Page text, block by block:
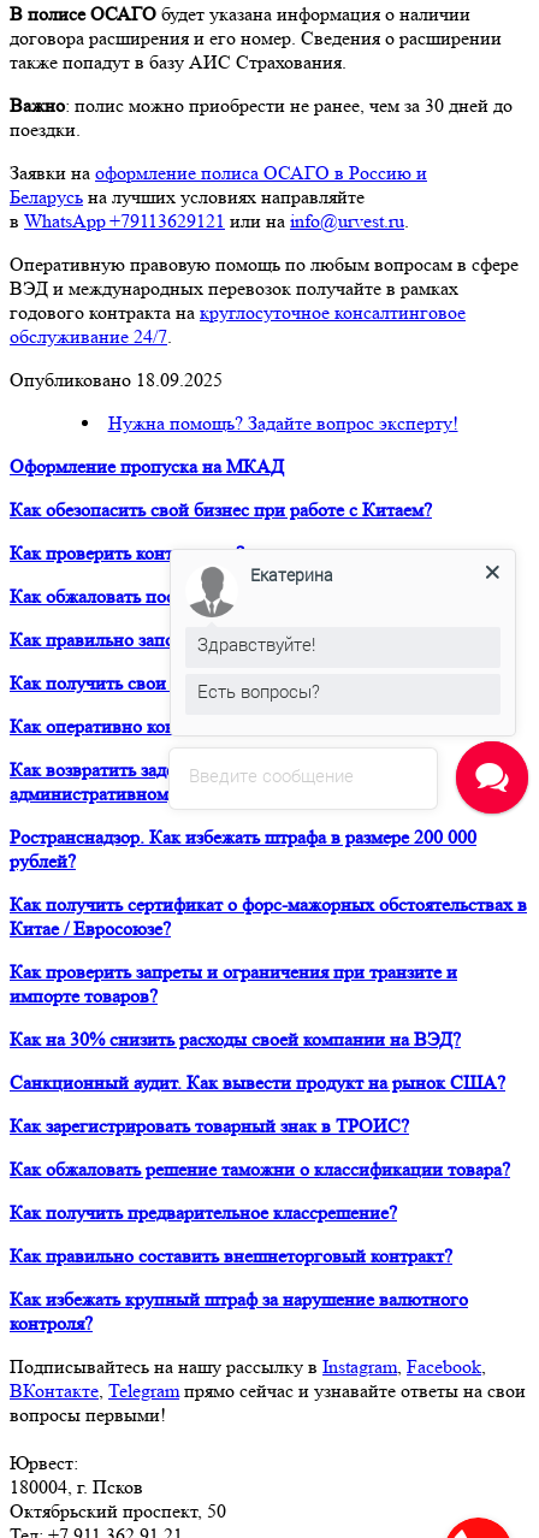
В полисе ОСАГО будет указана информация о наличии
договора расширения и его номер. Сведения о расширении
также попадут в базу АИС Страхования.
Важно: полис можно приобрести не ранее, чем за 30 дней до
поездки.
Заявки на оформление полиса ОСАГО в Россию и
Беларусь на лучших условиях направляйте
в WhatsApp +79113629121 или на info@urvest.ru.
Оперативную правовую помощь по любым вопросам в сфере
ВЭД и международных перевозок получайте в рамках
годового контракта на круглосуточное консалтинговое
обслуживание 24/7.
Опубликовано 18.09.2025
Нужна помощь? Задайте вопрос эксперту!
Оформление пропуска на МКАД
Как обезопасить свой бизнес при работе с Китаем?
Как проверить контрагента?
Как обжаловать постановление о штрафе в Евросоюзе?
Как правильно заполнить Дозвол на перевозку?
Как получить свои деньги за неоплаченный фрахт?
Как оперативно консультироваться в ЮРВЕСТ 24/7?
Как возвратить задержанный таможней товар по
административному делу?
Ространснадзор. Как избежать штрафа в размере 200 000
рублей?
Как получить сертификат о форс-мажорных обстоятельствах в
Китае / Евросоюзе?
Как проверить запреты и ограничения при транзите и
импорте товаров?
Как на 30% снизить расходы своей компании на ВЭД?
Санкционный аудит. Как вывести продукт на рынок США?
Как зарегистрировать товарный знак в ТРОИС?
Как обжаловать решение таможни о классификации товара?
Как получить предварительное классрешение?
Как правильно составить внешнеторговый контракт?
Как избежать крупный штраф за нарушение валютного
контроля?
Подписывайтесь на нашу рассылку в Instagram, Facebook,
ВКонтакте, Telegramпрямо сейчас и узнавайте ответы на свои
вопросы первыми!
Юрвест:
180004, г. Псков
Октябрьский проспект, 50
Введите сообщение
Екатерина
Здравствуйте!
Есть вопросы?